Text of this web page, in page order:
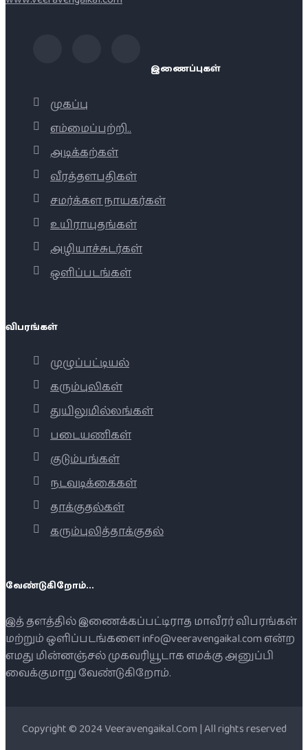
இணைப்புகள்
முகப்பு
எம்மைப்பற்றி..
அடிக்கற்கள்
வீரத்தளபதிகள்
சமர்க்கள நாயகர்கள்
உயிராயுதங்கள்
அழியாச்சுடர்கள்
ஒளிப்படங்கள்
விபரங்கள்
முழுப்பட்டியல்
கரும்புலிகள்
துயிலுமில்லங்கள்
படையணிகள்
குடும்பங்கள்
நடவடிக்கைகள்
தாக்குதல்கள்
கரும்புலித்தாக்குதல்
வேண்டுகிறோம்...
இத் தளத்தில் இணைக்கப்பட்டிராத மாவீரர் விபரங்கள்
மற்றும் ஒளிப்படங்களை info@veeravengaikal.com என்ற
எமது மின்னஞ்சல் முகவரியூடாக எமக்கு அனுப்பி
வைக்குமாறு வேண்டுகிறோம்.
Copyright © 2024 Veeravengaikal.Com | All rights reserved